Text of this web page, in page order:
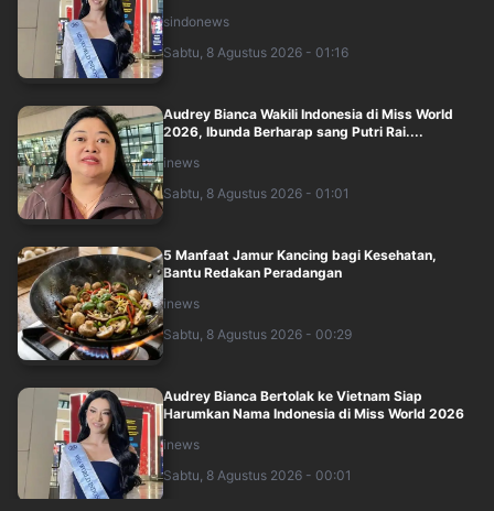
sindonews
Sabtu, 8 Agustus 2026 - 01:16
Audrey Bianca Wakili Indonesia di Miss World
2026, Ibunda Berharap sang Putri Rai....
inews
Sabtu, 8 Agustus 2026 - 01:01
5 Manfaat Jamur Kancing bagi Kesehatan,
Bantu Redakan Peradangan
inews
Sabtu, 8 Agustus 2026 - 00:29
Audrey Bianca Bertolak ke Vietnam Siap
Harumkan Nama Indonesia di Miss World 2026
inews
Sabtu, 8 Agustus 2026 - 00:01